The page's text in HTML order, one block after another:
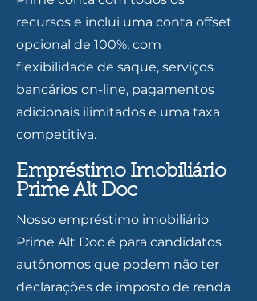
recursos e inclui uma conta offset
opcional de 100%, com
flexibilidade de saque, serviços
bancários on-line, pagamentos
adicionais ilimitados e uma taxa
competitiva.
Empréstimo Imobiliário
Prime Alt Doc
Nosso empréstimo imobiliário
Prime Alt Doc é para candidatos
autônomos que podem não ter
declarações de imposto de renda